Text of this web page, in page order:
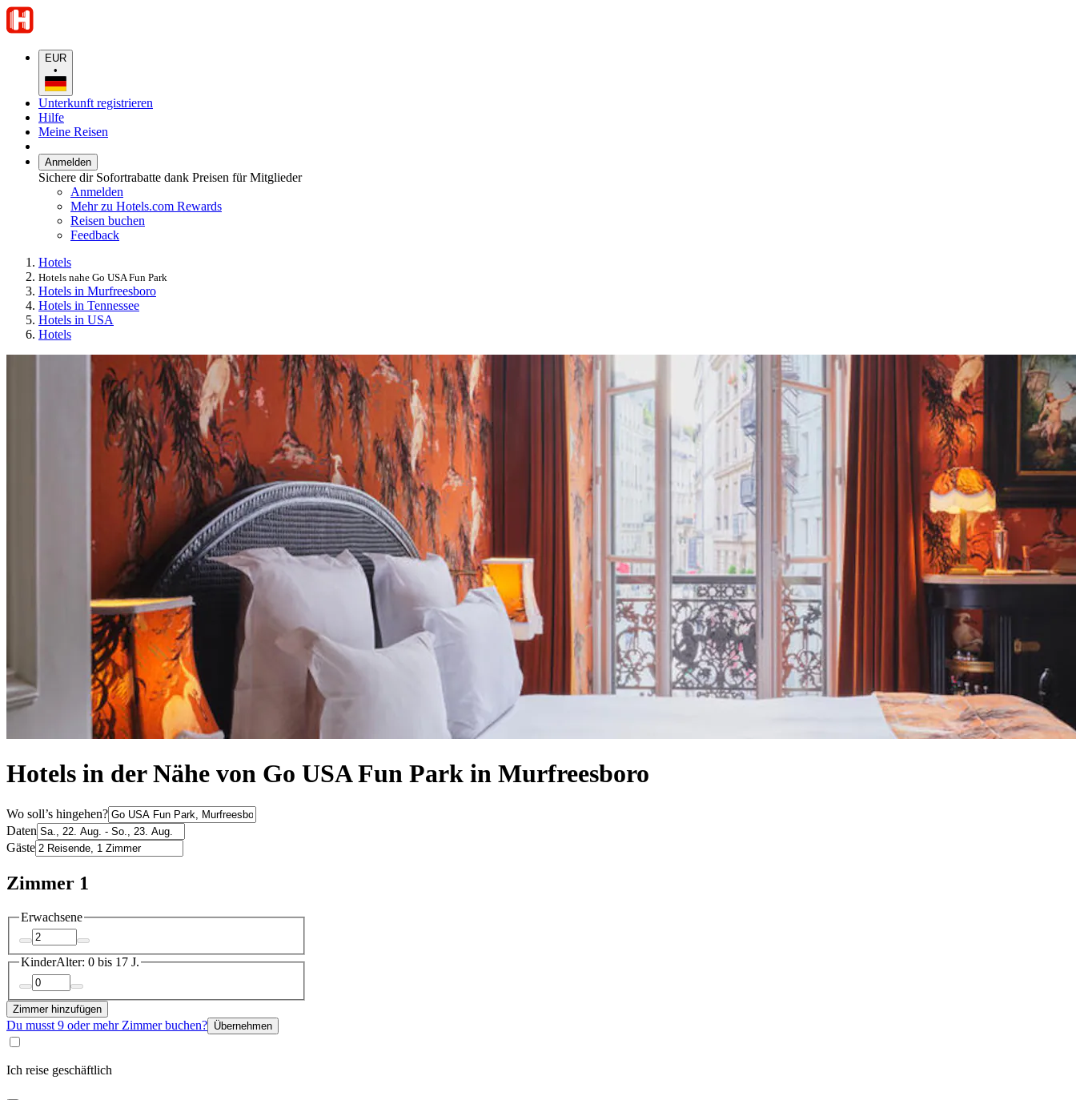
EUR
•
Unterkunft registrieren
Hilfe
Meine Reisen
Anmelden
Sichere dir Sofortrabatte dank Preisen für Mitglieder
Anmelden
Mehr zu Hotels.com Rewards
Reisen buchen
Feedback
Hotels
Hotels nahe Go USA Fun Park
Hotels in Murfreesboro
Hotels in Tennessee
Hotels in USA
Hotels
Hotels in der Nähe von Go USA Fun Park in Murfreesboro
Wo soll’s hingehen?
Daten
Gäste
Zimmer 1
Erwachsene
KinderAlter: 0 bis 17 J.
Zimmer hinzufügen
Du musst 9 oder mehr Zimmer buchen? Übernehmen
Ich reise geschäftlich